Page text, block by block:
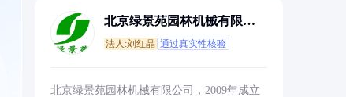
北京绿景苑园林机械有限公
法人:刘红晶 通过真实性核验
北京绿景苑园林机械有限公司，2009年成立